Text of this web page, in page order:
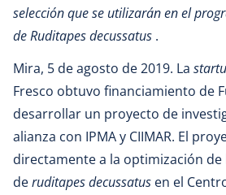
selección que se utilizarán en el
de Ruditapes decussatus .
Mira, 5 de agosto de 2019. La
Fresco obtuvo financiamiento de
desarrollar un proyecto de
alianza con IPMA y CIIMAR. El
directamente a la optimización
deruditapes decussatus en el